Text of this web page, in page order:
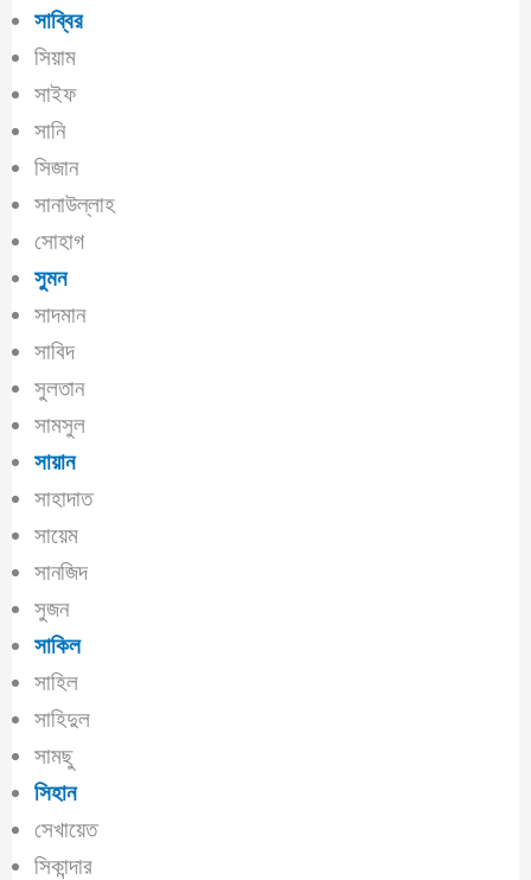
সাব্বির
সিয়াম
সাইফ
সানি
সিজান
সানাউল্লাহ
সোহাগ
সুমন
সাদমান
সাবিদ
সুলতান
সামসুল
সায়ান
সাহাদাত
সায়েম
সানজিদ
সুজন
সাকিল
সাহিল
সাহিদুল
সামছু
সিহান
সেখায়েত
সিকান্দার